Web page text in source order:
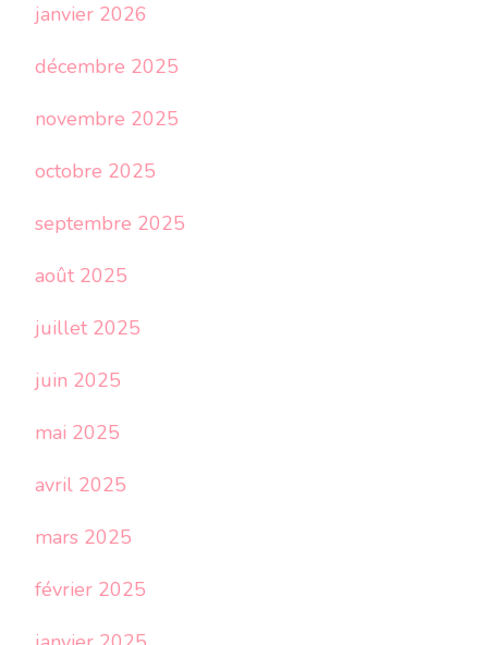
janvier 2026
décembre 2025
novembre 2025
octobre 2025
septembre 2025
août 2025
juillet 2025
juin 2025
mai 2025
avril 2025
mars 2025
février 2025